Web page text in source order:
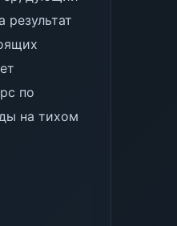
по
на тихом